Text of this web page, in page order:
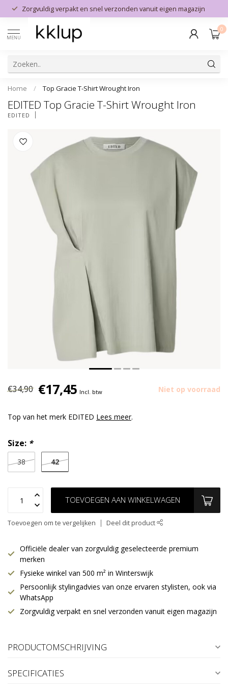
Zorgvuldig verpakt en snel verzonden vanuit eigen magazijn
MENU
0
Home / Top Gracie T-Shirt Wrought Iron
EDITED Top Gracie T-Shirt Wrought Iron
EDITED
€34,90 €17,45 Incl. btw Niet op voorraad
Top van het merk EDITED Lees meer.
Size: *
38 42
TOEVOEGEN AAN WINKELWAGEN
Toevoegen om te vergelijken Deel dit product
Officiële dealer van zorgvuldig geselecteerde premium
merken
Fysieke winkel van 500 m² in Winterswijk
Persoonlijk stylingadvies van onze ervaren stylisten, ook via
WhatsApp
Zorgvuldig verpakt en snel verzonden vanuit eigen magazijn
PRODUCTOMSCHRIJVING
SPECIFICATIES